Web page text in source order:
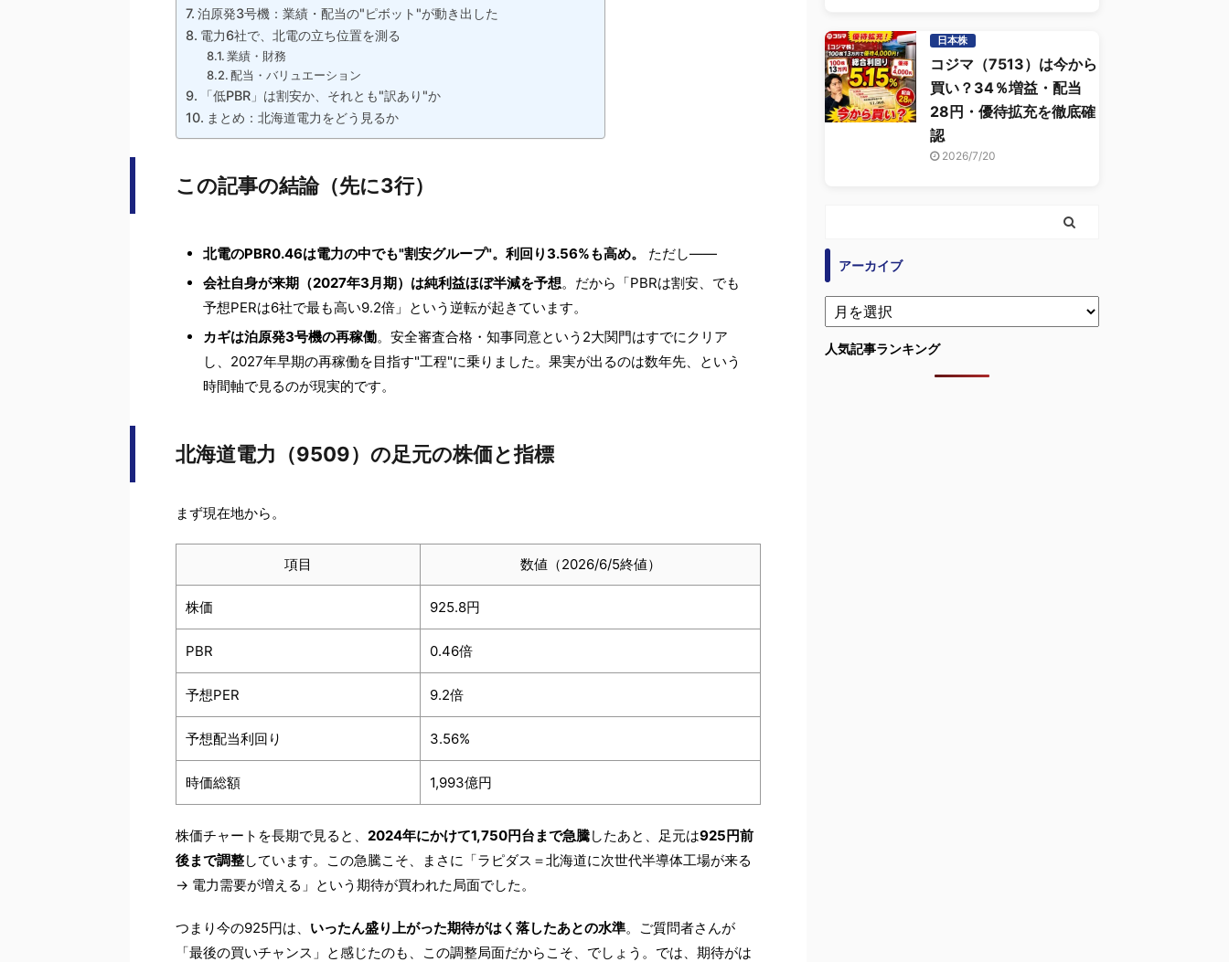
泊原発3号機：業績・配当の"ピボット"が動き出した
電力6社で、北電の立ち位置を測る
業績・財務
配当・バリュエーション
「低PBR」は割安か、それとも"訳あり"か
まとめ：北海道電力をどう見るか
この記事の結論（先に3行）
北電のPBR0.46は電力の中でも"割安グループ"。利回り3.56%も高め。
ただし——
会社自身が来期（2027年3月期）は純利益ほぼ半減を予想。だから「PBRは割安、でも
予想PERは6社で最も高い9.2倍」という逆転が起きています。
カギは泊原発3号機の再稼働。安全審査合格・知事同意という2大関門はすでにクリア
し、2027年早期の再稼働を目指す"工程"に乗りました。果実が出るのは数年先、という
時間軸で見るのが現実的です。
北海道電力（9509）の足元の株価と指標
まず現在地から。
項目 数値（2026/6/5終値）
株価 925.8円
PBR 0.46倍
予想PER 9.2倍
予想配当利回り 3.56%
時価総額 1,993億円
株価チャートを長期で見ると、 2024年にかけて1,750円台まで急騰したあと、足元は925円前
後まで調整しています。この急騰こそ、まさに「ラピダス＝北海道に次世代半導体工場が来る
→ 電力需要が増える」という期待が買われた局面でした。
つまり今の925円は、 いったん盛り上がった期待がはく落したあとの水準。ご質問者さんが
「最後の買いチャンス」と感じたのも、この調整局面だからこそ、でしょう。では、期待がは
日本株
コジマ（7513）は今から
買い？34％増益・配当
28円・優待拡充を徹底確
認
2026/7/20
アーカイブ
人気記事ランキング